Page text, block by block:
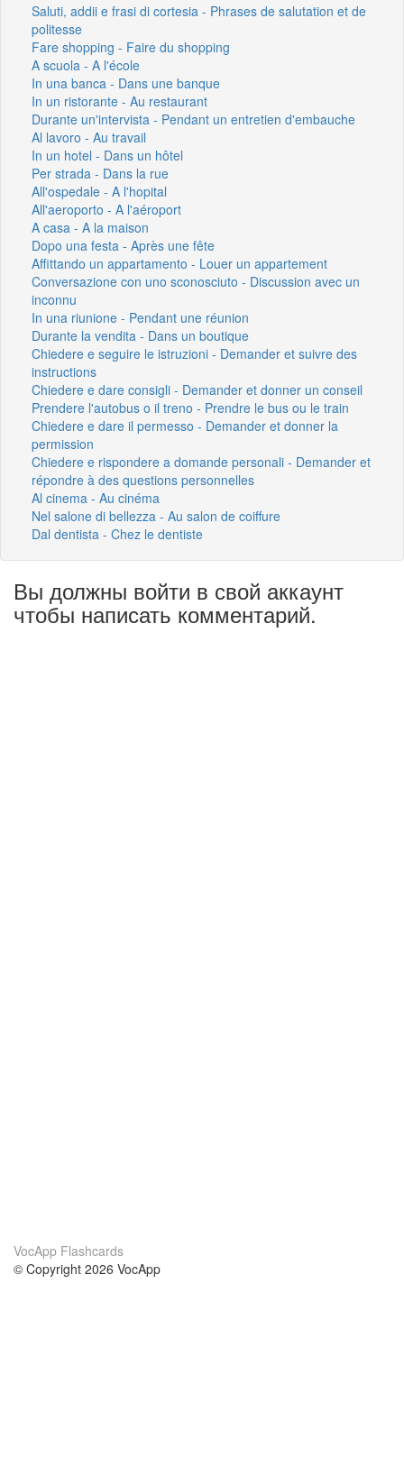
Saluti, addii e frasi di cortesia - Phrases de salutation et de
politesse
Fare shopping - Faire du shopping
A scuola - A l'école
In una banca - Dans une banque
In un ristorante - Au restaurant
Durante un'intervista - Pendant un entretien d'embauche
Al lavoro - Au travail
In un hotel - Dans un hôtel
Per strada - Dans la rue
All'ospedale - A l'hopital
All'aeroporto - A l'aéroport
A casa - A la maison
Dopo una festa - Après une fête
Affittando un appartamento - Louer un appartement
Conversazione con uno sconosciuto - Discussion avec un
inconnu
In una riunione - Pendant une réunion
Durante la vendita - Dans un boutique
Chiedere e seguire le istruzioni - Demander et suivre des
instructions
Chiedere e dare consigli - Demander et donner un conseil
Prendere l'autobus o il treno - Prendre le bus ou le train
Chiedere e dare il permesso - Demander et donner la
permission
Chiedere e rispondere a domande personali - Demander et
répondre à des questions personnelles
Al cinema - Au cinéma
Nel salone di bellezza - Au salon de coiffure
Dal dentista - Chez le dentiste
Вы должны войти в свой аккаунт
чтобы написать комментарий.
VocApp Flashcards
© Copyright 2026 VocApp